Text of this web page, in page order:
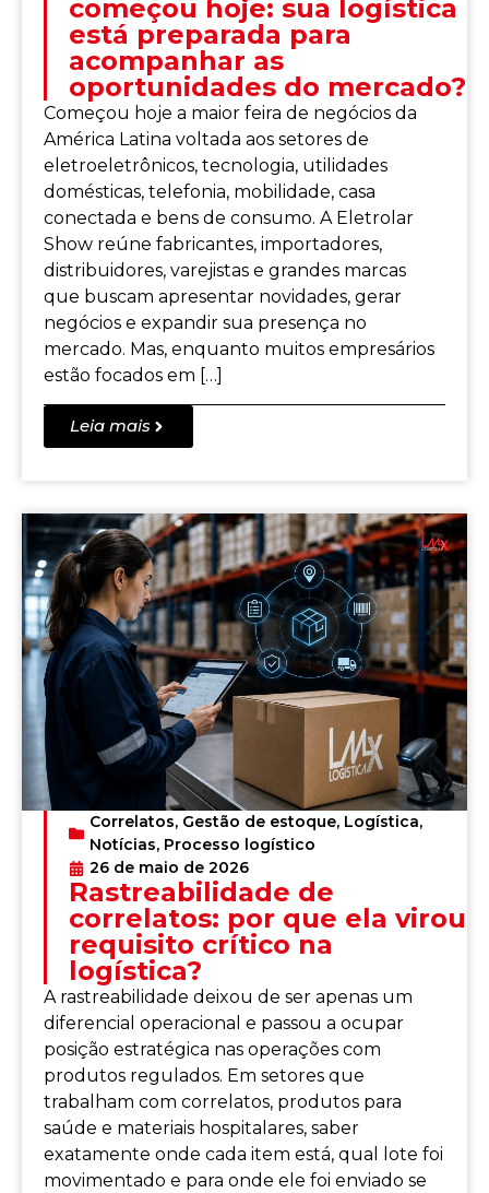
começou hoje: sua logística
está preparada para
acompanhar as
oportunidades do mercado?
Começou hoje a maior feira de negócios da
América Latina voltada aos setores de
eletroeletrônicos, tecnologia, utilidades
domésticas, telefonia, mobilidade, casa
conectada e bens de consumo. A Eletrolar
Show reúne fabricantes, importadores,
distribuidores, varejistas e grandes marcas
que buscam apresentar novidades, gerar
negócios e expandir sua presença no
mercado. Mas, enquanto muitos empresários
estão focados em […]
Leia mais
Correlatos, Gestão de estoque, Logística,
Notícias, Processo logístico
26 de maio de 2026
Rastreabilidade de
correlatos: por que ela virou
requisito crítico na
logística?
A rastreabilidade deixou de ser apenas um
diferencial operacional e passou a ocupar
posição estratégica nas operações com
produtos regulados. Em setores que
trabalham com correlatos, produtos para
saúde e materiais hospitalares, saber
exatamente onde cada item está, qual lote foi
movimentado e para onde ele foi enviado se